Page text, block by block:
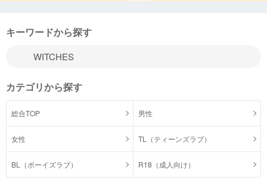
キーワードから探す
カテゴリから探す
総合TOP 男性
女性 TL（ティーンズラブ）
BL（ボーイズラブ） R18（成人向け）